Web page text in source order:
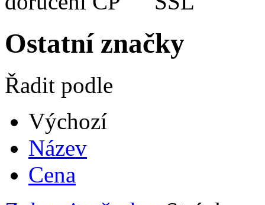
Ostatní značky
Řadit podle
Výchozí
Název
Cena